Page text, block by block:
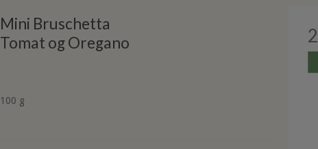
Mini Bruschetta
Tomat og Oregano
100 g